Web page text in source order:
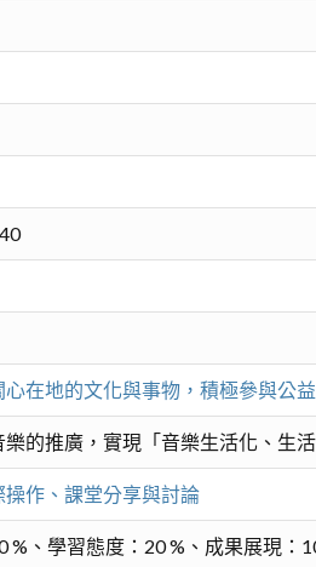
心在地的文化與事物，積極參與公
的推廣，實現「音樂生活化、生
操作、課堂分享與討論
%、學習態度：20 %、成果展現：